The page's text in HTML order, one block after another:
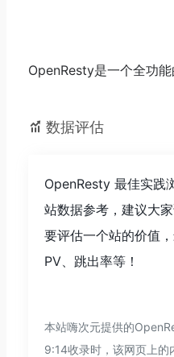
OpenResty是一个全功
数据评估
OpenResty 最佳实践
站数据参考，建议大
要评估一个站的价值
PV、跳出率等！
本站嗨次元提供的
9:14收录时，该网页上的